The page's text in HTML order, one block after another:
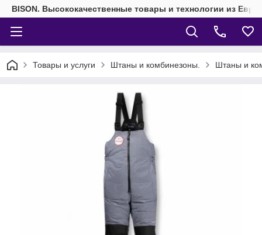
BISON. Высококачественные товары и технологии из
Товары и услуги Штаны и комбинезоны. Штаны и